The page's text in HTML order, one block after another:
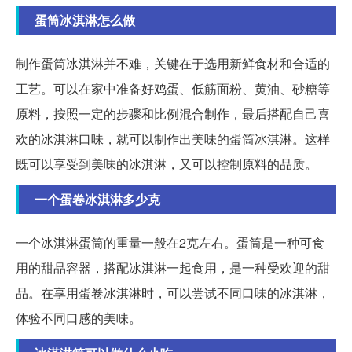
蛋筒冰淇淋怎么做
制作蛋筒冰淇淋并不难，关键在于选用新鲜食材和合适的
工艺。可以在家中准备好鸡蛋、低筋面粉、黄油、砂糖等
原料，按照一定的步骤和比例混合制作，最后搭配自己喜
欢的冰淇淋口味，就可以制作出美味的蛋筒冰淇淋。这样
既可以享受到美味的冰淇淋，又可以控制原料的品质。
一个蛋卷冰淇淋多少克
一个冰淇淋蛋筒的重量一般在2克左右。蛋筒是一种可食
用的甜品容器，搭配冰淇淋一起食用，是一种受欢迎的甜
品。在享用蛋卷冰淇淋时，可以尝试不同口味的冰淇淋，
体验不同口感的美味。